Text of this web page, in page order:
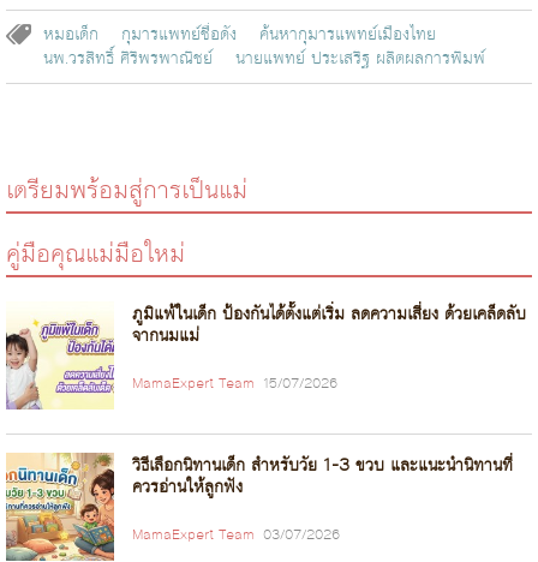
หมอเด็ก กุมารแพทย์ชื่อดัง
ค้นหากุมารแพทย์เมืองไทย
นพ.วรสิทธิ์ ศิริพรพาณิชย์
นายแพทย์ ประเสริฐ ผลิตผลการพิมพ์
เตรียมพร้อมสู่การเป็นแม่
คู่มือคุณแม่มือใหม่
ภูมิแพ้ในเด็ก ป้องกันได้ตั้งแต่เริ่ม ลดความเสี่ยง ด้วยเคล็ดลับ
จากนมแม่
MamaExpert Team 15/07/2026
วิธีเลือกนิทานเด็ก สำหรับวัย 1-3 ขวบ และแนะนำนิทานที่
ควรอ่านให้ลูกฟัง
MamaExpert Team 03/07/2026